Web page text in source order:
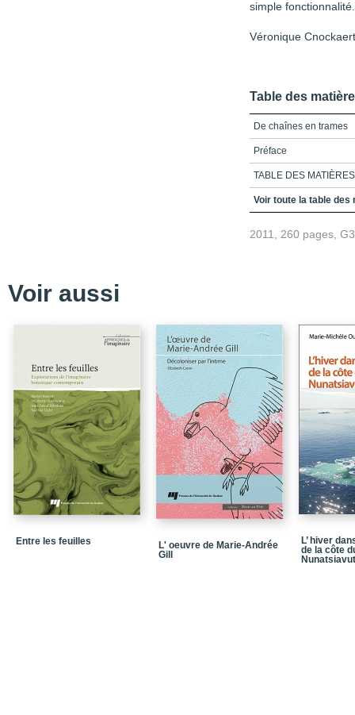
simple fonctionnalité.
Véronique
Table des
De chaînes en trames
Préface
TABLE DES MATIÈRES
LISTE DES
CONCLUSION
BIBLIOGRAPHIE
Voir toute la table des
2011, 260 pages,
Voir aussi
Entre les feuilles
L' oeuvre de Marie-Andrée
Gill
L’ hiver
de la côte
Nunatsiavut